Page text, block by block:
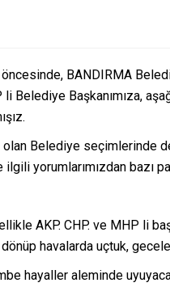
BANDIRMA
Belediye Başkanımıza,
Belediye seçimlerinde
yorumlarımızdan bazı
AKP. CHP. ve MHP li
havalarda uçtuk,
hayaller aleminde